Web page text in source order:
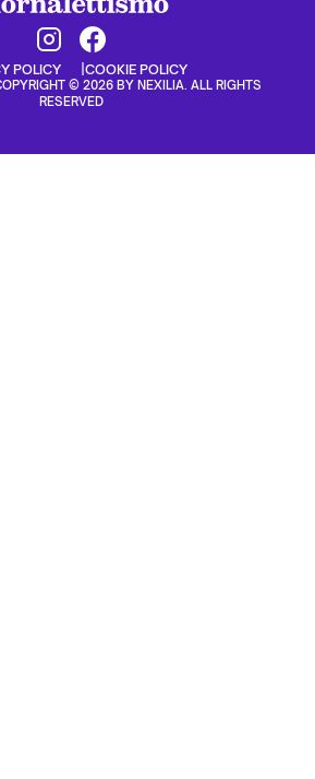
POLICY COOKIE POLICY
© 2026 BY NEXILIA. ALL RIGHTS
RESERVED